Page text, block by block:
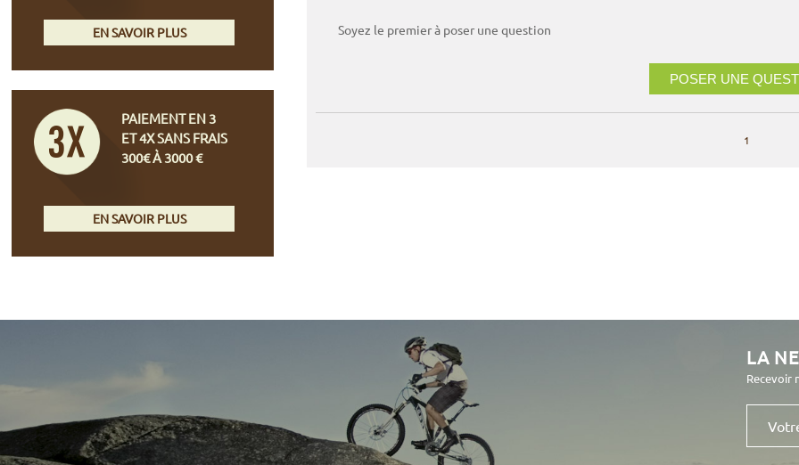
Soyez le premier à poser une question
POSER UNE
1
EN SAVOIR PLUS
PAIEMENT EN 3
ET 4X SANS FRAIS
300€ À 3000 €
EN SAVOIR PLUS
LA
Recevoir
Votre
mail